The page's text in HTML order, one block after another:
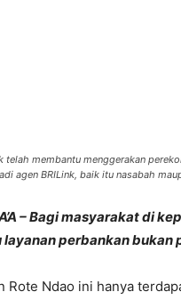
telah membantu menggerakan
agen BRILink, baik itu nasabah
– Bagi masyarakat di
perbankan bukan
Rote Ndao ini hanya